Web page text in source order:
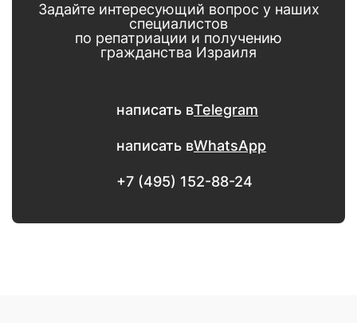
Задайте интересующий вопрос у наших
специалистов
по репатриации и получению
гражданства Израиля
написать вTelegram
написать вWhatsApp
+7 (495) 152-88-24